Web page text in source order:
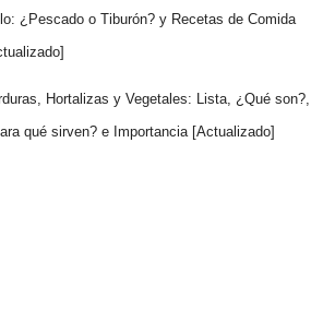
¿Pescado o Tiburón? y Recetas de Comida
Hortalizas y Vegetales: Lista, ¿Qué son?,
qué sirven? e Importancia [Actualizado]